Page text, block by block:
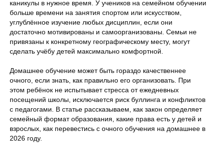
каникулы в нужное время. У учеников на семейном обучении
больше времени на занятия спортом или искусством,
углублённое изучение любых дисциплин, если они
достаточно мотивированы и самоорганизованы. Семьи не
привязаны к конкретному географическому месту, могут
сделать учёбу детей максимально комфортной.
Домашнее обучение может быть гораздо качественнее
очного, если знать, как правильно его организовать. При
этом ребёнок не испытывает стресса от ежедневных
посещений школы, исключается риск буллинга и конфликтов
с педагогами. В статье рассказываем, как закон определяет
семейный формат образования, какие права есть у детей и
взрослых, как перевестись с очного обучения на домашнее в
2026 году.